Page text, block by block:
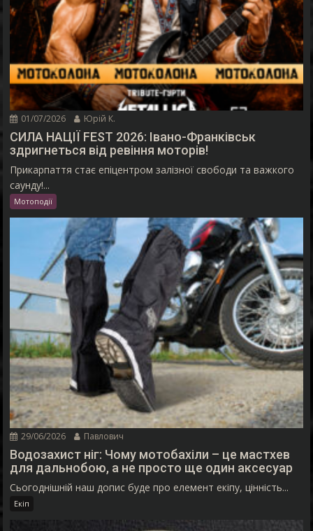
01/07/2026 Юрій К.
СИЛА НАЦІЇ FEST 2026: Івано-Франківськ
здригнеться від ревіння моторів!
Прикарпаття стає епіцентром залізної свободи та важкого
саунду!...
Мотоподії
29/06/2026 Павлович
Водозахист ніг: Чому мотобахіли – це мастхев
для дальнобою, а не просто ще один аксесуар
Сьогоднішній наш допис буде про елемент екіпу, цінність...
Екіп